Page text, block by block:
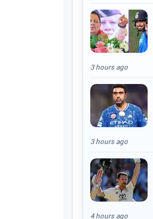
3 hours ago
3 hours ago
4 hours ago